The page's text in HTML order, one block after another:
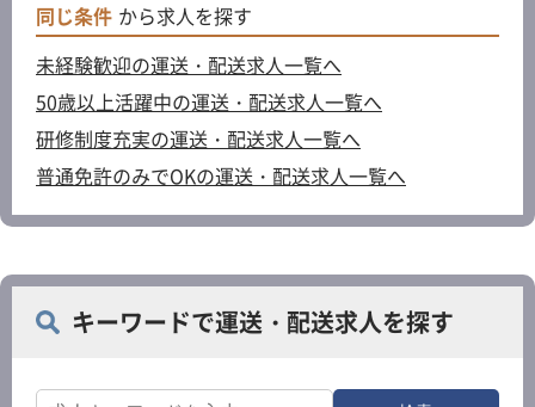
同じ条件 から求人を探す
未経験歓迎の運送・配送求人一覧へ
50歳以上活躍中の運送・配送求人一覧へ
研修制度充実の運送・配送求人一覧へ
普通免許のみでOKの運送・配送求人一覧へ
キーワードで運送・配送求人を探す